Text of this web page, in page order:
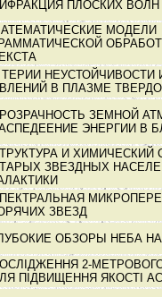
ПЛОСКИХ
МОДЕЛИ
ТЕРИИ
В ПЛАЗМЕ
ЗЕМНОЙ
ЭНЕРГИИ В
И ХИМИЧЕСКИЙ
ЗВЕЗДНЫХ
ЗВЕЗД
ОБЗОРЫ НЕБА
2-
ПІДВИЩЕННЯ ЯКОСТІ